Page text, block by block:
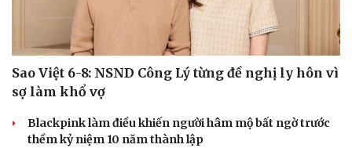
Sao Việt 6-8: NSND Công Lý từng đề nghị ly hôn vì
sợ làm khổ vợ
Blackpink làm điều khiến người hâm mộ bất ngờ trước
thềm kỷ niệm 10 năm thành lập